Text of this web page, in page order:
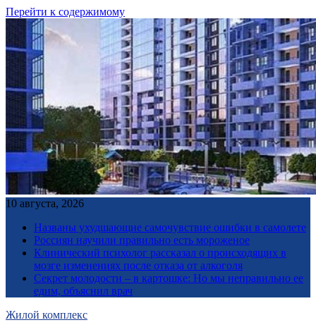
Перейти к содержимому
10 августа, 2026
Названы ухудшающие самочувствие ошибки в самолете
Россиян научили правильно есть мороженое
Клинический психолог рассказал о происходящих в
мозге изменениях после отказа от алкоголя
Секрет молодости – в картошке: Но мы неправильно ее
едим, объяснил врач
Жилой комплекс